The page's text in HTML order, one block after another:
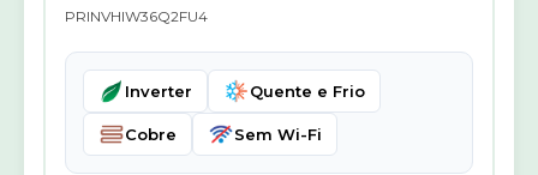
PRINVHIW36Q2FU4
Inverter Quente e Frio
Cobre Sem Wi-Fi